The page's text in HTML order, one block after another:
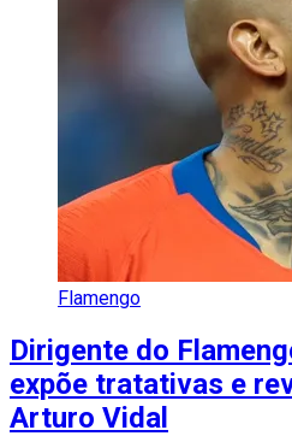
Flamengo
Dirigente do
expõe tratativas e
Arturo Vidal